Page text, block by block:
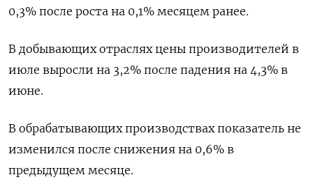
0,3% после роста на 0,1% месяцем ранее.
В добывающих отраслях цены производителей в
июле выросли на 3,2% после падения на 4,3% в
июне.
В обрабатывающих производствах показатель не
изменился после снижения на 0,6% в
предыдущем месяце.